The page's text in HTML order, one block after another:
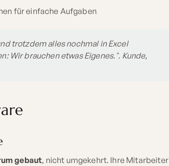
für einfache Aufgaben
trotzdem alles nochmal in Excel
Wir brauchen etwas Eigenes.". Kunde,
gebaut, nicht umgekehrt. Ihre Mitarbeiter